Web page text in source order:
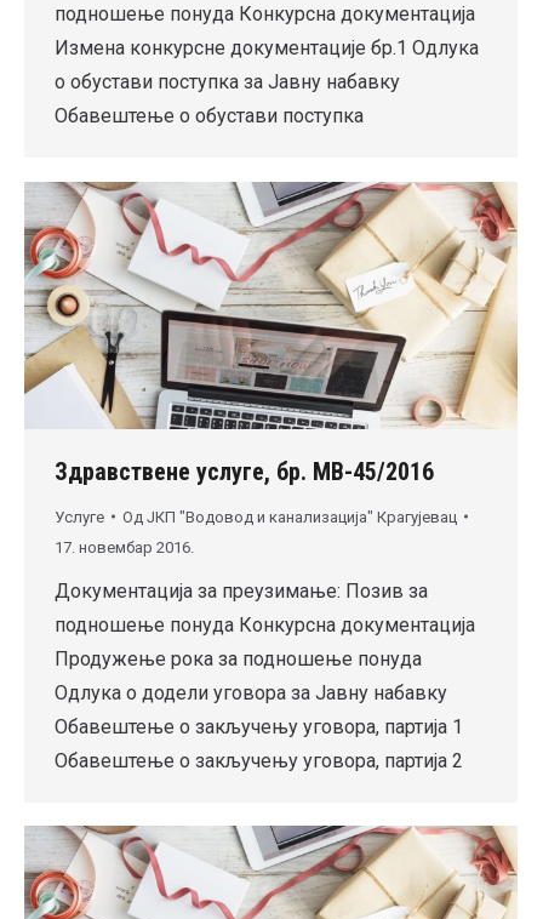
подношење понуда Конкурсна документација
Измена конкурсне документације бр.1 Одлука
о обустави поступка за Јавну набавку
Обавештење о обустави поступка
Здравствене услуге, бр. МВ-45/2016
Услуге Од ЈКП "Водовод и канализација" Крагујевац
17. новембар 2016.
Документација за преузимање: Позив за
подношење понуда Конкурсна документација
Продужење рока за подношење понуда
Одлука о додели уговора за Јавну набавку
Обавештење о закључењу уговора, партија 1
Обавештење о закључењу уговора, партија 2